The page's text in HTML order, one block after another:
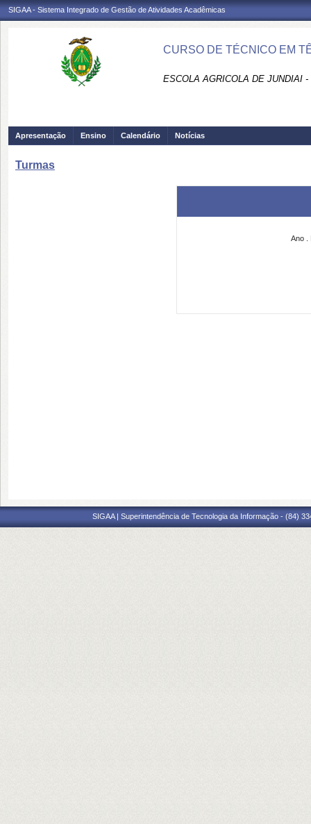
SIGAA - Sistema Integrado de Gestão de Atividades Acadêmicas
CURSO DE TÉCNICO EM
ESCOLA AGRICOLA DE JUNDIAI
Apresentação Ensino Calendário Notícias
Turmas
Ano
SIGAA | Superintendência de Tecnologia da Informação - (84)